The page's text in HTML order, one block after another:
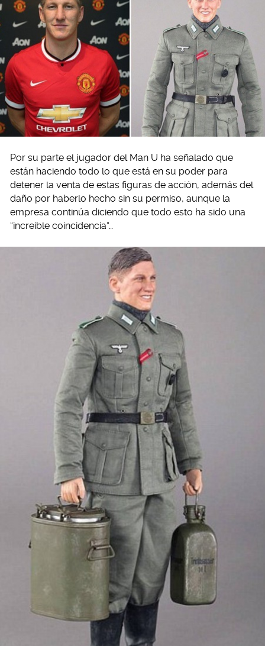
Por su parte el jugador del Man U ha señalado que
están haciendo todo lo que está en su poder para
detener la venta de estas figuras de acción, además del
daño por haberlo hecho sin su permiso, aunque la
empresa continúa diciendo que todo esto ha sido una
“increíble coincidencia”…